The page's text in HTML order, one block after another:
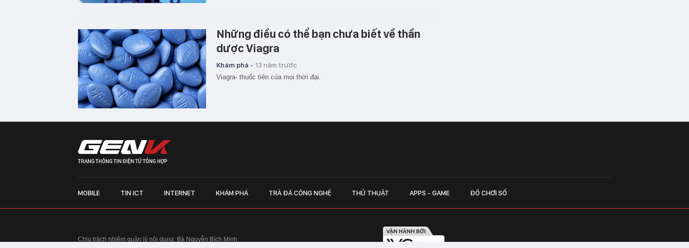
Những điều có thể bạn chưa biết về thần
dược Viagra
Khám phá - 13 năm trước
Viagra- thuốc tiên của mọi thời đại.
MOBILE TIN ICT INTERNET KHÁM PHÁ TRÀ ĐÁ CÔNG NGHỆ THỦ THUẬT APPS - GAME ĐỒ CHƠI SỐ
Chịu trách nhiệm quản lý nội dung: Bà Nguyễn Bích Minh